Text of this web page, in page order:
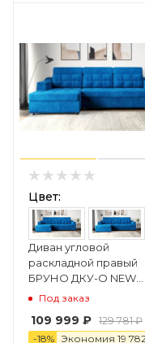
Цвет:
Диван угловой
раскладной правый
БРУНО ДКУ-О NEW
(Металлокаркас,
Под заказ
109 999 ₽ 129 781 ₽
-18% Экономия 19